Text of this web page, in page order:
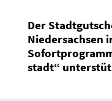
Der
Nieder­sachsen
stadt“